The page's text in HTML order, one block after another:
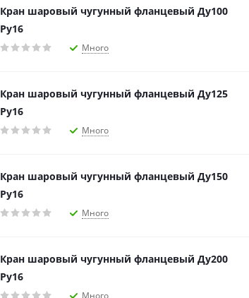
Кран шаровый чугунный фланцевый Ду100
Ру16
Много
Кран шаровый чугунный фланцевый Ду125
Ру16
Много
Кран шаровый чугунный фланцевый Ду150
Ру16
Много
Кран шаровый чугунный фланцевый Ду200
Ру16
Много